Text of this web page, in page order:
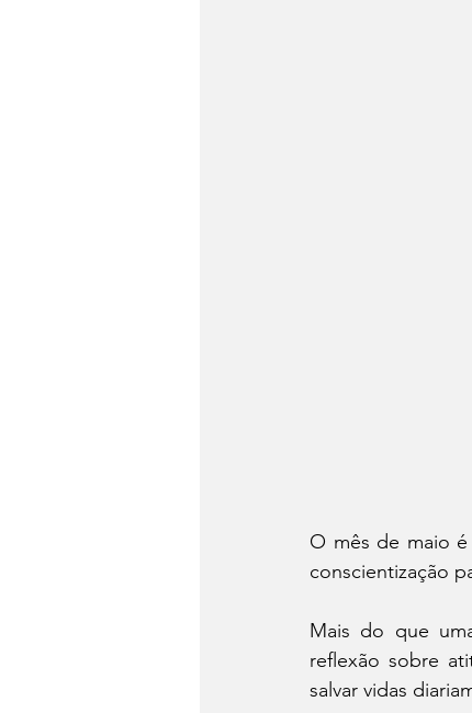
O mês de maio
conscientização
Mais do que
reflexão sobre
salvar vidas